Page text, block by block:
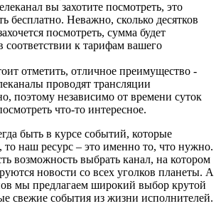
вы захотите посмотреть, это
бесплатно. Неважно, сколько десятков
посмотреть, сумма будет
соответствии к тарифам вашего
отметить, отличное преимущество -
проводят трансляции
поэтому независимо от времени суток
что-то интересное.
быть в курсе событий, которые
то наш ресурс – это именно то, что нужно.
возможность выбрать канал, на котором
новости со всех уголков планеты. А
мы предлагаем широкий выбор крутой
свежие события из жизни исполнителей.